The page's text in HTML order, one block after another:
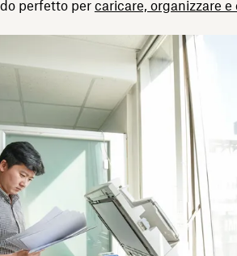
perfetto percaricare, organizzare